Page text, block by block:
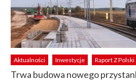
Aktualności Inwestycje Raport Z Polski
Trwa budowa nowego